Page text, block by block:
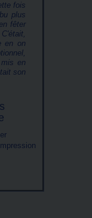
fois
plus
fêter
en on
en
son